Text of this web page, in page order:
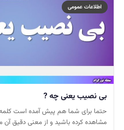
اطلاعات عمومی
بی نصیب یعنی چه ?
حتما برای شما هم پیش آمده است
مشاهده کرده باشید و از معنی دقیق آن